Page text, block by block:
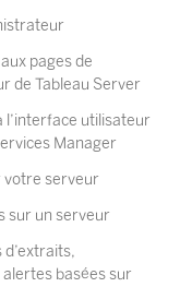
pages de
de Tableau Server
l’interface utilisateur
Manager
votre serveur
sur un serveur
basées sur